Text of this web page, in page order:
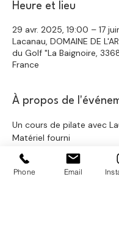
Heure et lieu
29 avr. 2025, 19:00 – 17
Lacanau, DOMAINE DE
du Golf "La Baignoire,
France
À propos de
Un cours de pilate avec
Matériel fourni
Phone Email